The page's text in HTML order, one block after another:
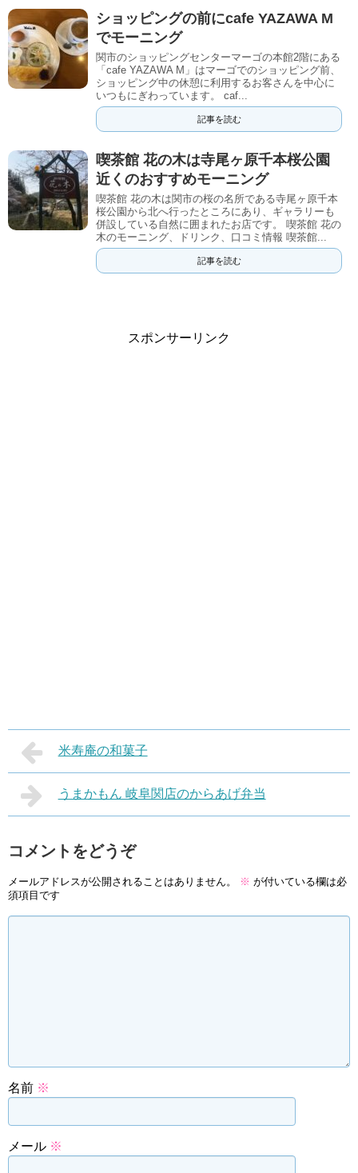
ショッピングの前にcafe YAZAWA M
でモーニング
関市のショッピングセンターマーゴの本館2階にある
「cafe YAZAWA M」はマーゴでのショッピング前、
ショッピング中の休憩に利用するお客さんを中心に
いつもにぎわっています。 caf...
記事を読む
喫茶館 花の木は寺尾ヶ原千本桜公園
近くのおすすめモーニング
喫茶館 花の木は関市の桜の名所である寺尾ヶ原千本
桜公園から北へ行ったところにあり、ギャラリーも
併設している自然に囲まれたお店です。 喫茶館 花の
木のモーニング、ドリンク、口コミ情報 喫茶館...
記事を読む
スポンサーリンク
米寿庵の和菓子
うまかもん 岐阜関店のからあげ弁当
コメントをどうぞ
メールアドレスが公開されることはありません。 ※ が付いている欄は必
須項目です
名前 ※
メール ※